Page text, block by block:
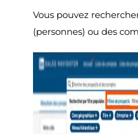
Vous pouvez
(personnes) ou des